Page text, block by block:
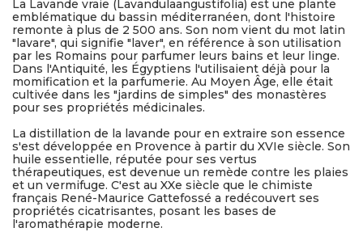
La Lavande vraie (Lavandulaangustifolia) est une plante
emblématique du bassin méditerranéen, dont l'histoire
remonte à plus de 2 500 ans. Son nom vient du mot latin
"lavare", qui signifie "laver", en référence à son utilisation
par les Romains pour parfumer leurs bains et leur linge.
Dans l'Antiquité, les Égyptiens l'utilisaient déjà pour la
momification et la parfumerie. Au Moyen Âge, elle était
cultivée dans les "jardins de simples" des monastères
pour ses propriétés médicinales.
La distillation de la lavande pour en extraire son essence
s'est développée en Provence à partir du XVIe siècle. Son
huile essentielle, réputée pour ses vertus
thérapeutiques, est devenue un remède contre les plaies
et un vermifuge. C'est au XXe siècle que le chimiste
français René-Maurice Gattefossé a redécouvert ses
propriétés cicatrisantes, posant les bases de
l'aromathérapie moderne.